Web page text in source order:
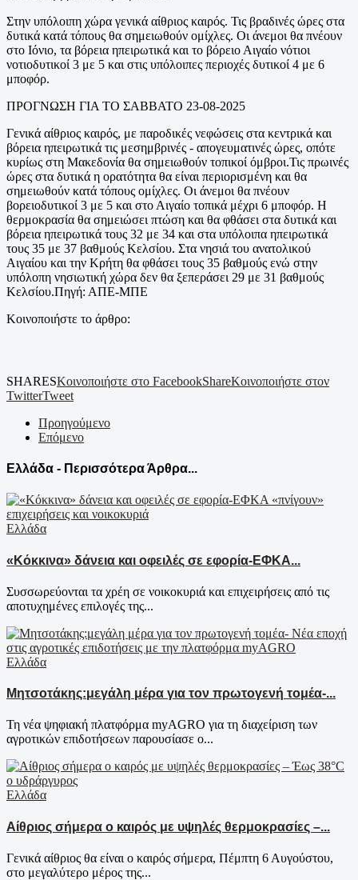
Στην υπόλοιπη χώρα γενικά αίθριος καιρός. Τις βραδινές ώρες στα
δυτικά κατά τόπους θα σημειωθούν ομίχλες. Οι άνεμοι θα πνέουν
στο Ιόνιο, τα βόρεια ηπειρωτικά και το βόρειο Αιγαίο νότιοι
νοτιοδυτικοί 3 με 5 και στις υπόλοιπες περιοχές δυτικοί 4 με 6
μποφόρ.
ΠΡΟΓΝΩΣΗ ΓΙΑ ΤΟ ΣΑΒΒΑΤΟ 23-08-2025
Γενικά αίθριος καιρός, με παροδικές νεφώσεις στα κεντρικά και
βόρεια ηπειρωτικά τις μεσημβρινές - απογευματινές ώρες, οπότε
κυρίως στη Μακεδονία θα σημειωθούν τοπικοί όμβροι.Τις πρωινές
ώρες στα δυτικά η ορατότητα θα είναι περιορισμένη και θα
σημειωθούν κατά τόπους ομίχλες. Οι άνεμοι θα πνέουν
βορειοδυτικοί 3 με 5 και στο Αιγαίο τοπικά μέχρι 6 μποφόρ. Η
θερμοκρασία θα σημειώσει πτώση και θα φθάσει στα δυτικά και
βόρεια ηπειρωτικά τους 32 με 34 και στα υπόλοιπα ηπειρωτικά
τους 35 με 37 βαθμούς Κελσίου. Στα νησιά του ανατολικού
Αιγαίου και την Κρήτη θα φθάσει τους 35 βαθμούς ενώ στην
υπόλοπη νησιωτική χώρα δεν θα ξεπεράσει 29 με 31 βαθμούς
Κελσίου.Πηγή: ΑΠΕ-ΜΠΕ
Κοινοποιήστε το άρθρο:
SHARESΚοινοποιήστε στο FacebookShareΚοινοποιήστε στον
TwitterTweet
Προηγούμενο
Επόμενο
Ελλάδα - Περισσότερα Άρθρα...
Ελλάδα
«Κόκκινα» δάνεια και οφειλές σε εφορία-ΕΦΚΑ...
Συσσωρεύονται τα χρέη σε νοικοκυριά και επιχειρήσεις από τις
αποτυχημένες επιλογές της...
Ελλάδα
Μητσοτάκης:μεγάλη μέρα για τον πρωτογενή τομέα-...
Τη νέα ψηφιακή πλατφόρμα myAGRO για τη διαχείριση των
αγροτικών επιδοτήσεων παρουσίασε ο...
Ελλάδα
Αίθριος σήμερα ο καιρός με υψηλές θερμοκρασίες –...
Γενικά αίθριος θα είναι ο καιρός σήμερα, Πέμπτη 6 Αυγούστου,
στο μεγαλύτερο μέρος της...